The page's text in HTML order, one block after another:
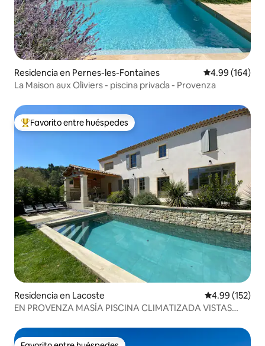
Residencia en Pernes-les-Fontaines Calificación
4.99 (164)
La Maison aux Oliviers - piscina privada - Provenza
De los mejores en Favorito entre huéspedes
Favorito entre huéspedes
Residencia en Lacoste Calificación
4.99 (152)
EN PROVENZA MASÍA PISCINA CLIMATIZADA VISTAS